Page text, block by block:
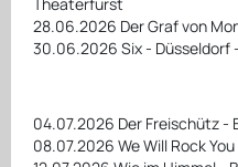
28.06.2026 Der Graf von
30.06.2026 Six - Düsseldorf
04.07.2026 Der Freischütz -
08.07.2026 We Will Rock